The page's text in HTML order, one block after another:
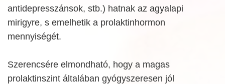
antidepresszánsok, stb.) hatnak az agyalapi
mirigyre, s emelhetik a prolaktinhormon
mennyiségét.
Szerencsére elmondható, hogy a magas
prolaktinszint általában gyógyszeresen jól